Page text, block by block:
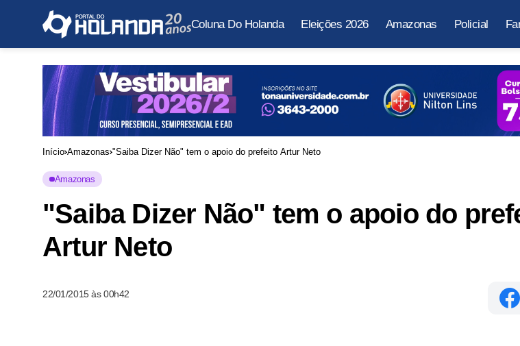
Coluna Do Holanda Eleições 2026 Amazonas Policial
Início Amazonas "Saiba Dizer Não" tem o apoio do prefeito Artur Neto
Amazonas
"Saiba Dizer Não" tem o apoio do
Artur Neto
22/01/2015 às 00h42